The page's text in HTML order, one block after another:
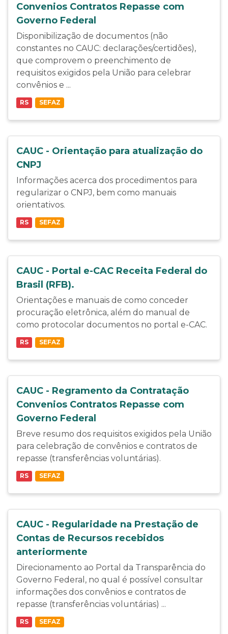
Convenios Contratos Repasse com
Governo Federal
Disponibilização de documentos (não
constantes no CAUC: declarações/certidões),
que comprovem o preenchimento de
requisitos exigidos pela União para celebrar
convênios e ...
RS SEFAZ
CAUC - Orientação para atualização do
CNPJ
Informações acerca dos procedimentos para
regularizar o CNPJ, bem como manuais
orientativos.
RS SEFAZ
CAUC - Portal e-CAC Receita Federal do
Brasil (RFB).
Orientações e manuais de como conceder
procuração eletrônica, além do manual de
como protocolar documentos no portal e-CAC.
RS SEFAZ
CAUC - Regramento da Contratação
Convenios Contratos Repasse com
Governo Federal
Breve resumo dos requisitos exigidos pela União
para celebração de convênios e contratos de
repasse (transferências voluntárias).
RS SEFAZ
CAUC - Regularidade na Prestação de
Contas de Recursos recebidos
anteriormente
Direcionamento ao Portal da Transparência do
Governo Federal, no qual é possível consultar
informações dos convênios e contratos de
repasse (transferências voluntárias) ...
RS SEFAZ